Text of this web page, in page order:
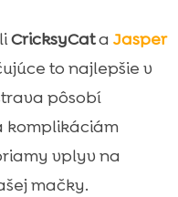
CricksyCata Jasper
to najlepšie v
pôsobí
komplikáciám
vplyv na
mačky.